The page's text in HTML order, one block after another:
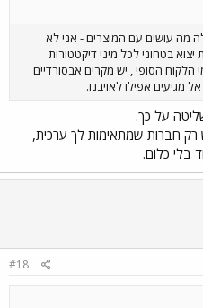
מה עושים עם המוצרים - אני לא
בטחוני לכל מיני דיקטטורות
הלקוח הסופי , יש מקרים אבסורדיים
מגיעים אפילו לאויבנו.
על כך.
חברות שמתאימות לך ערכית,
בלי כלום.
#18